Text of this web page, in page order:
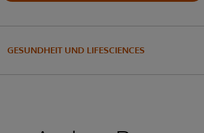
GESUNDHEIT UND LIFESCIENCES